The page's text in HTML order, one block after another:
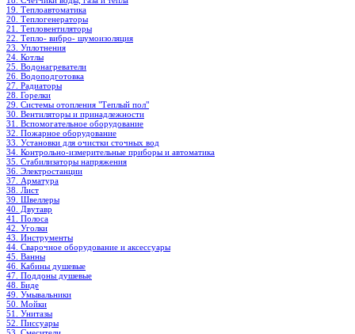
19. Теплоавтоматика
20. Теплогенераторы
21. Тепловентиляторы
22. Тепло- вибро- шумоизоляция
23. Уплотнения
24. Котлы
25. Водонагреватели
26. Водоподготовка
27. Радиаторы
28. Горелки
29. Системы отопления "Теплый пол"
30. Вентиляторы и принадлежности
31. Вспомогательное оборудование
32. Пожарное оборудование
33. Установки для очистки сточных вод
34. Контрольно-измерительные приборы и автоматика
35. Стабилизаторы напряжения
36. Электростанции
37. Арматура
38. Лист
39. Швеллеры
40. Двутавр
41. Полоса
42. Уголки
43. Инструменты
44. Сварочное оборудование и аксессуары
45. Ванны
46. Кабины душевые
47. Поддоны душевые
48. Биде
49. Умывальники
50. Мойки
51. Унитазы
52. Писсуары